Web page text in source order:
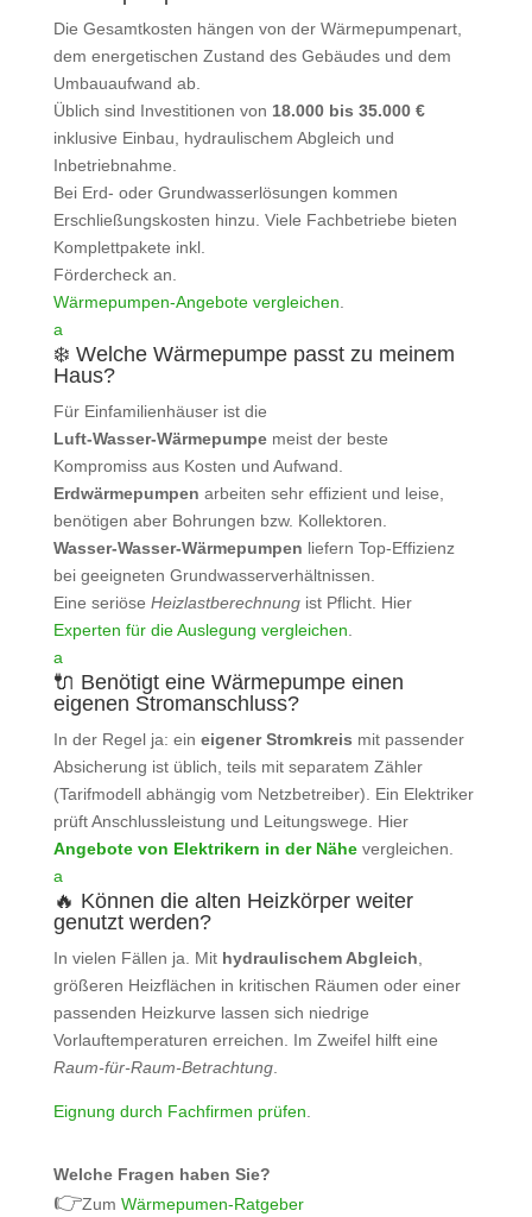
Die Gesamtkosten hängen von der Wärmepumpenart,
dem energetischen Zustand des Gebäudes und dem
Umbauaufwand ab.
Üblich sind Investitionen von 18.000 bis 35.000 €
inklusive Einbau, hydraulischem Abgleich und
Inbetriebnahme.
Bei Erd- oder Grundwasserlösungen kommen
Erschließungskosten hinzu. Viele Fachbetriebe bieten
Komplettpakete inkl.
Fördercheck an.
Wärmepumpen‑Angebote vergleichen.
a
❄️ Welche Wärmepumpe passt zu meinem
Haus?
Für Einfamilienhäuser ist die
Luft‑Wasser‑Wärmepumpemeist der beste
Kompromiss aus Kosten und Aufwand.
Erdwärmepumpen arbeiten sehr effizient und leise,
benötigen aber Bohrungen bzw. Kollektoren.
Wasser‑Wasser‑Wärmepumpen liefern Top‑Effizienz
bei geeigneten Grundwasserverhältnissen.
Eine seriöse Heizlastberechnungist Pflicht. Hier
Experten für die Auslegung vergleichen.
a
🔌 Benötigt eine Wärmepumpe einen
eigenen Stromanschluss?
In der Regel ja: ein eigener Stromkreis mit passender
Absicherung ist üblich, teils mit separatem Zähler
(Tarifmodell abhängig vom Netzbetreiber). Ein Elektriker
prüft Anschlussleistung und Leitungswege. Hier
Angebote von Elektrikern in der Nähe vergleichen.
a
🔥 Können die alten Heizkörper weiter
genutzt werden?
In vielen Fällen ja. Mit hydraulischem Abgleich,
größeren Heizflächen in kritischen Räumen oder einer
passenden Heizkurve lassen sich niedrige
Vorlauftemperaturen erreichen. Im Zweifel hilft eine
Raum‑für‑Raum‑Betrachtung.
Eignung durch Fachfirmen prüfen.
Welche Fragen haben Sie?
👉Zum Wärmepumen-Ratgeber